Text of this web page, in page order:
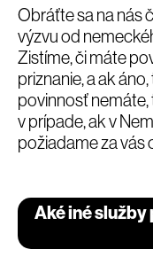
Obráťte sa na nás
výzvu od
Zistíme, či máte
priznanie, a ak
povinnosť
v prípade, ak v
požiadame za vás
Aké iné